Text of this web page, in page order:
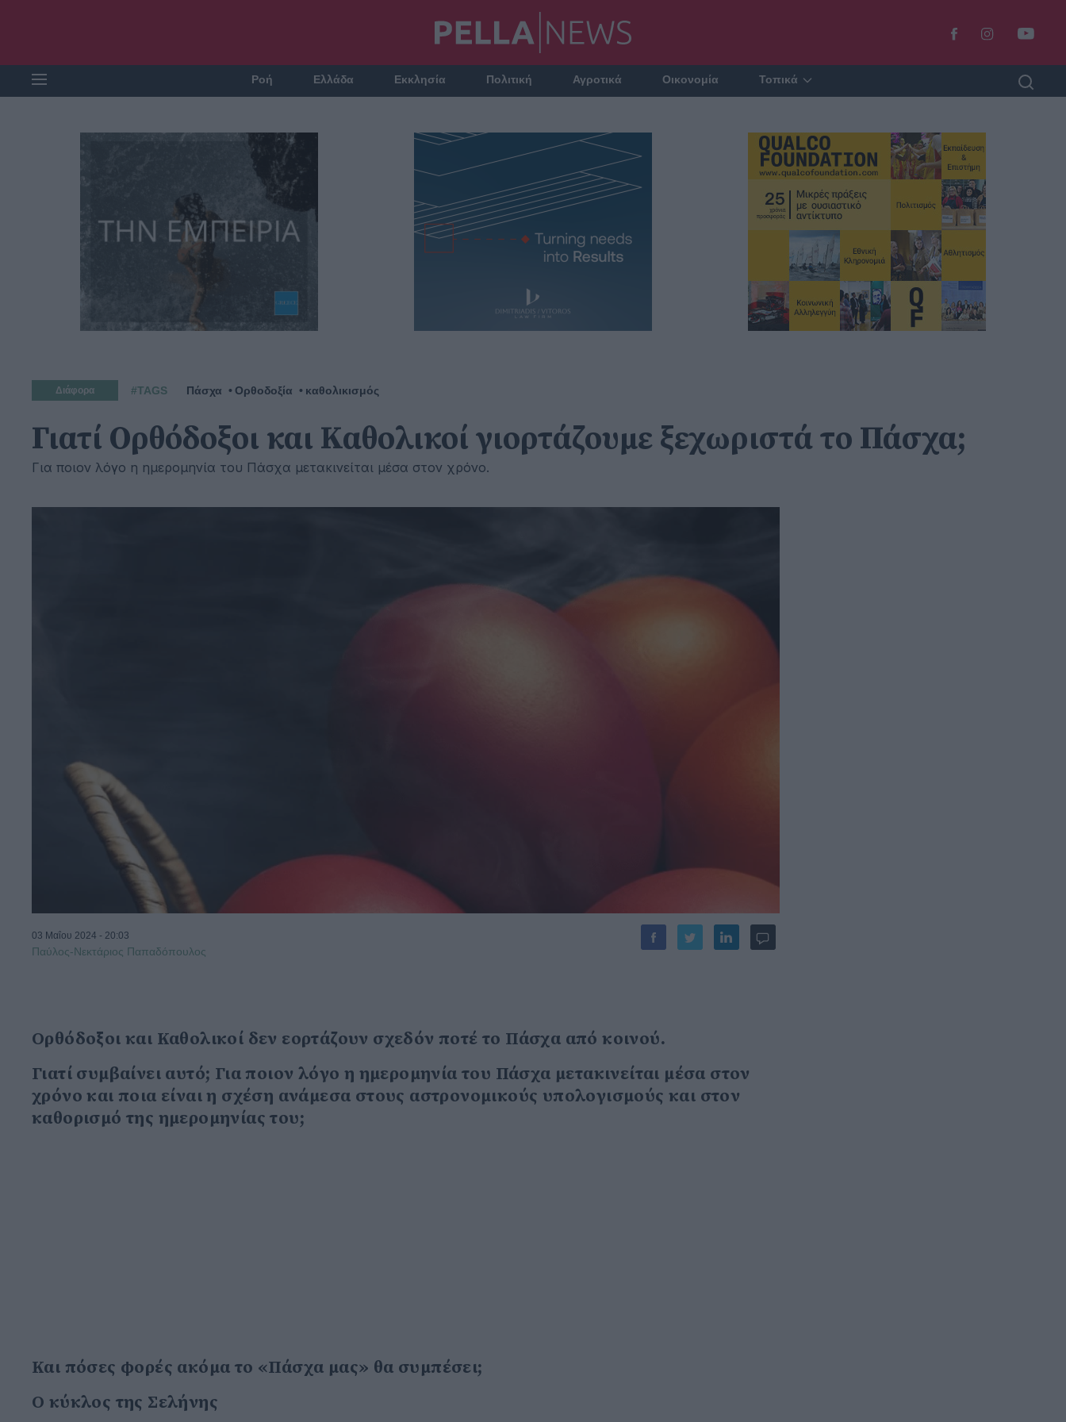
Ροή Ελλάδα Εκκλησία Πολιτική Αγροτικά Οικονομία Τοπικά
Διάφορα #TAGS Πάσχα Ορθοδοξία καθολικισμός
Γιατί Ορθόδοξοι και Καθολικοί γιορτάζουμε ξεχωριστά το Πάσχα;
Για ποιον λόγο η ημερομηνία του Πάσχα μετακινείται μέσα στον χρόνο.
03 Μαΐου 2024 - 20:03
Παύλος-Νεκτάριος Παπαδόπουλος
Ορθόδοξοι και Καθολικοί δεν εορτάζουν σχεδόν ποτέ το Πάσχα από κοινού.
Γιατί συμβαίνει αυτό; Για ποιον λόγο η ημερομηνία του Πάσχα μετακινείται μέσα στον
χρόνο και ποια είναι η σχέση ανάμεσα στους αστρονομικούς υπολογισμούς και στον
καθορισμό της ημερομηνίας του;
Και πόσες φορές ακόμα το «Πάσχα μας» θα συμπέσει;
Ο κύκλος της Σελήνης